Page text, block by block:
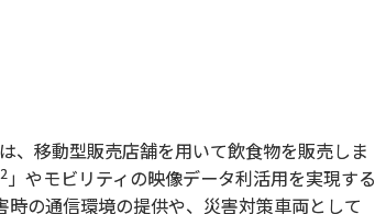
、移動型販売店舗を用いて飲食物を販売しま
」やモビリティの映像データ利活用を実現する
の通信環境の提供や、災害対策車両として